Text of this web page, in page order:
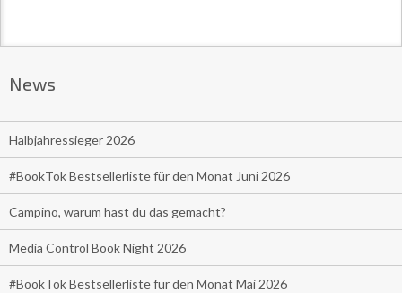
News
Halbjahressieger 2026
#BookTok Bestsellerliste für den Monat Juni 2026
Campino, warum hast du das gemacht?
Media Control Book Night 2026
#BookTok Bestsellerliste für den Monat Mai 2026